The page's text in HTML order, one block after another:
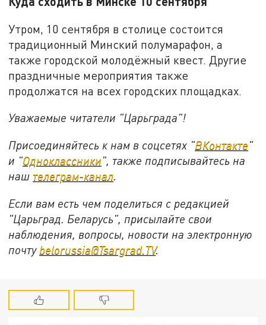
Утром, 10 сентября в столице состоится
традиционный Минский полумарафон, а
также городской молодёжный квест. Другие
праздничные мероприятия также
продолжатся на всех городских площадках.
Уважаемые читатели "Царьграда"!
Присоединяйтесь к нам в соцсетях "ВКонтакте"
и "Одноклассники", также подписывайтесь на
наш телеграм-канал.
Если вам есть чем поделиться с редакцией
"Царьград. Беларусь", присылайте свои
наблюдения, вопросы, новости на электронную
почту belorussia@Tsargrad.TV.